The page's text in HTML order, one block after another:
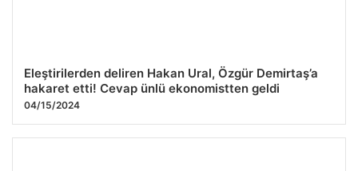
Eleştirilerden deliren Hakan Ural, Özgür Demirtaş’a
hakaret etti! Cevap ünlü ekonomistten geldi
04/15/2024